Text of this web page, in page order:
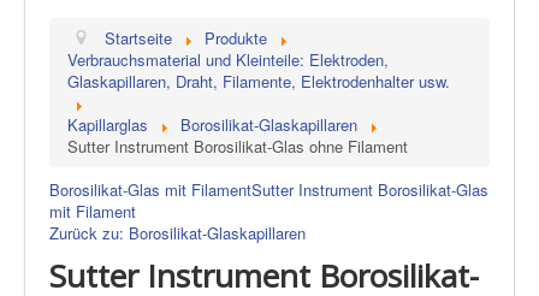
Produkte
Hersteller
Über uns
Startseite
Produkte
Verbrauchsmaterial und Kleinteile: Elektroden,
Glaskapillaren, Draht, Filamente, Elektrodenhalter usw.
Kapillarglas
Borosilikat-Glaskapillaren
Sutter Instrument Borosilikat-Glas ohne Filament
Borosilikat-Glas mit FilamentSutter Instrument Borosilikat-Glas
mit Filament
Zurück zu: Borosilikat-Glaskapillaren
Sutter Instrument Borosilikat-